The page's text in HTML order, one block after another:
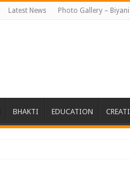
Latest News Photo Gallery –
BHAKTI EDUCATION